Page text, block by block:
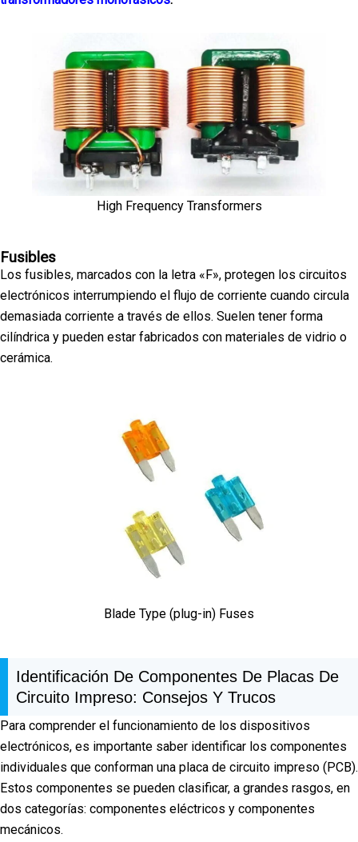
High Frequency Transformers
Fusibles
Los fusibles, marcados con la letra «F», protegen los circuitos
electrónicos interrumpiendo el flujo de corriente cuando circula
demasiada corriente a través de ellos. Suelen tener forma
cilíndrica y pueden estar fabricados con materiales de vidrio o
cerámica.
Blade Type (plug-in) Fuses
Identificación De Componentes De Placas De
Circuito Impreso: Consejos Y Trucos
Para comprender el funcionamiento de los dispositivos
electrónicos, es importante saber identificar los componentes
individuales que conforman una placa de circuito impreso (PCB).
Estos componentes se pueden clasificar, a grandes rasgos, en
dos categorías: componentes eléctricos y componentes
mecánicos.